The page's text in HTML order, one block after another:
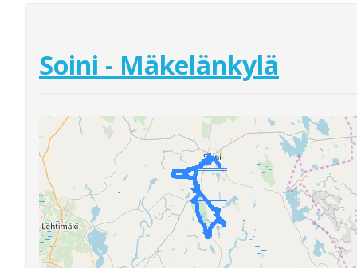
Soini - Mäkelänkylä